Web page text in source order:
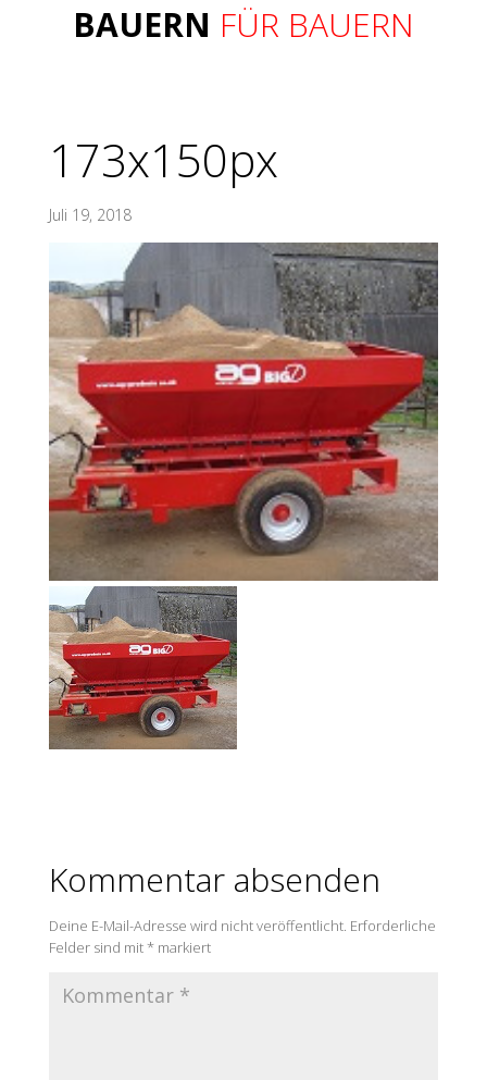
BAUERN FÜR BAUERN
173x150px
Juli 19, 2018
Kommentar absenden
Deine E-Mail-Adresse wird nicht veröffentlicht. Erforderliche
Felder sind mit*markiert